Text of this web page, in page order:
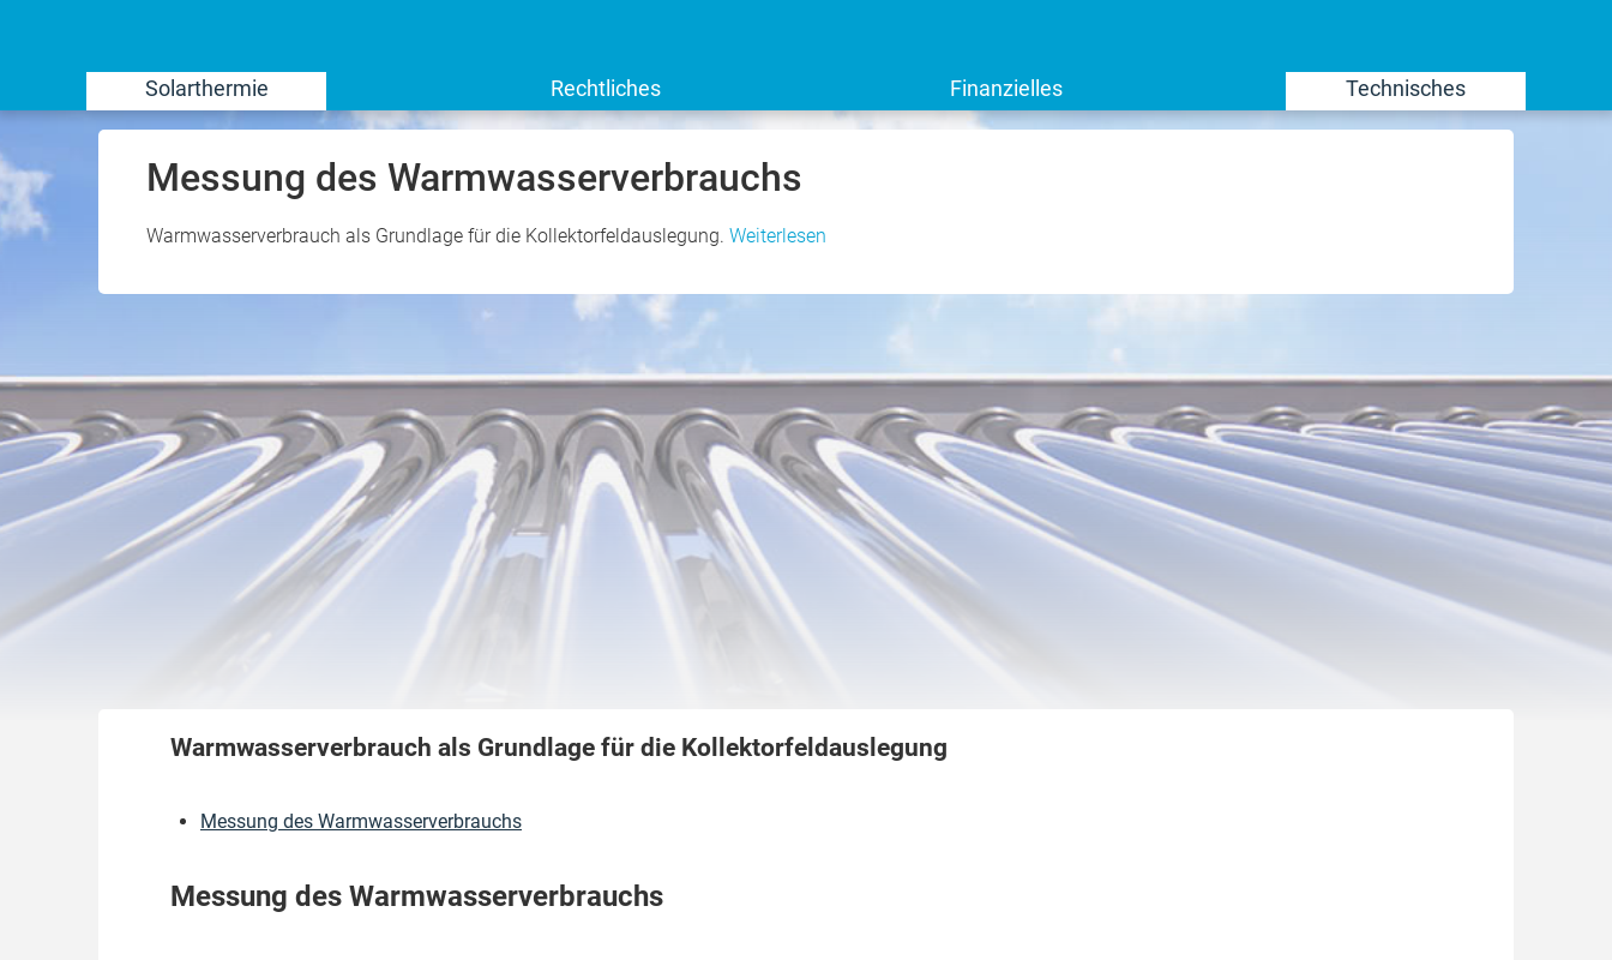
Solarthermie Rechtliches Finanzielles Technisches
Messung des Warmwasserverbrauchs
Warmwasserverbrauch als Grundlage für die Kollektorfeldauslegung. Weiterlesen
Warmwasserverbrauch als Grundlage für die Kollektorfeldauslegung
Messung des Warmwasserverbrauchs
Messung des Warmwasserverbrauchs